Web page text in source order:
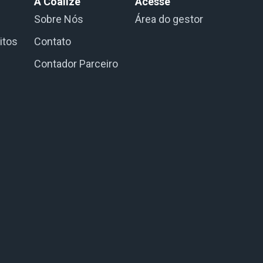
Sobre Nós
Contato
Contador Parceiro
Área do gestor